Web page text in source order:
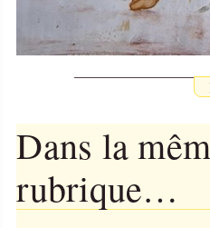
Dans la
rubrique…